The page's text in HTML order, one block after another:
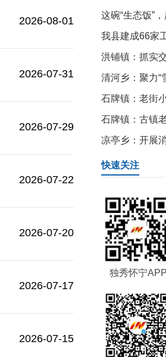
2026-08-01
2026-07-31
2026-07-29
2026-07-22
2026-07-20
2026-07-17
2026-07-15
这碗“生态饭”
石牌镇：老街
快速关注
独秀怀宁APP